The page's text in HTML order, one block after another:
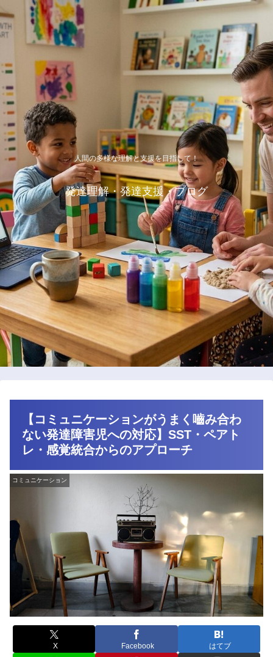
人間の多様な理解と支援を目指して！
発達理解・発達支援・ブログ
【コミュニケーションがうまく嚙み合わ
ない発達障害児への対応】SST・ペアト
レ・感覚統合からのアプローチ
コミュニケーション
X Facebook はてブ